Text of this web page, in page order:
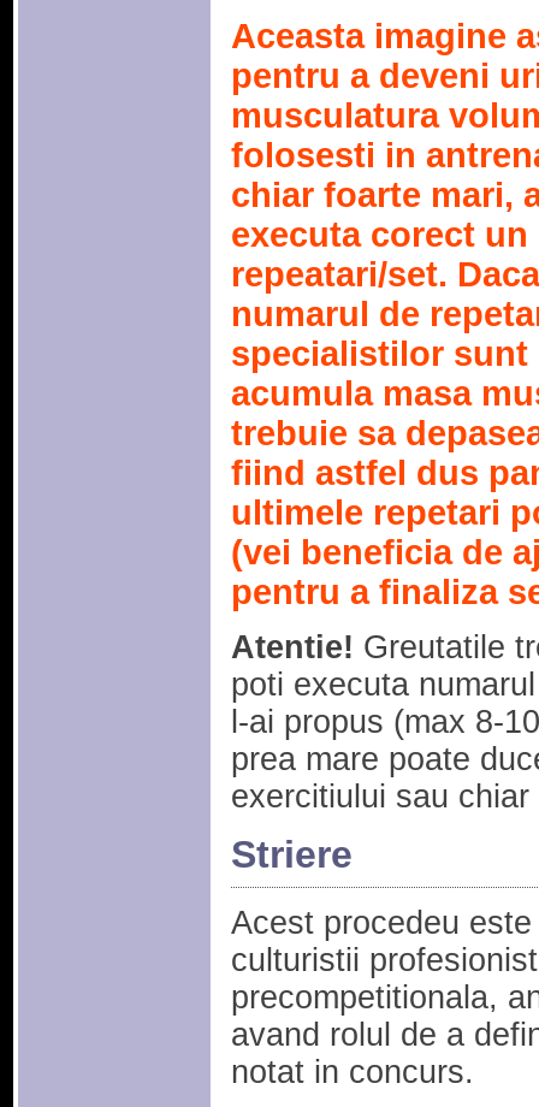
Aceasta imagine
pentru a deveni
musculatura
folosesti in
chiar foarte mari,
executa corect
repeatari/set.
numarul de
specialistilor sunt
acumula masa
trebuie sa
fiind astfel dus
ultimele repetari
(vei beneficia de
pentru a finaliza
Atentie! Greutatile
poti executa
l-ai propus (max 8-
prea mare poate
exercitiului sau
Striere
Acest procedeu
culturistii
precompetitionala,
avand rolul de a
notat in concurs.